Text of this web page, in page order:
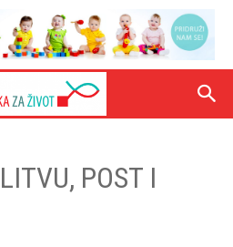
POST I